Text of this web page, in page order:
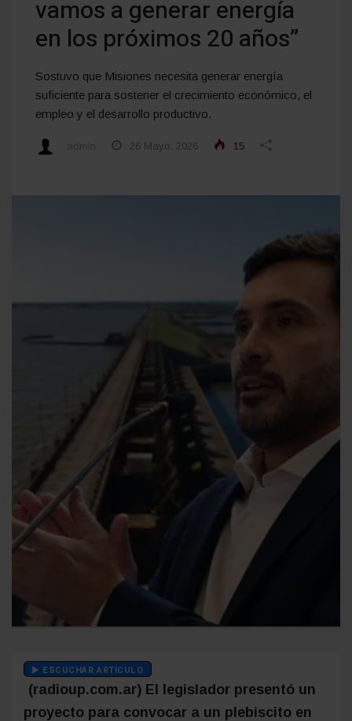
vamos a generar energía
en los próximos 20 años”
Sostuvo que Misiones necesita generar energía
suficiente para sostener el crecimiento económico, el
empleo y el desarrollo productivo.
26 Mayo, 2026 15
ESCUCHAR ARTÍCULO
(radioup.com.ar) El legislador presentó un
proyecto para convocar a un plebiscito en